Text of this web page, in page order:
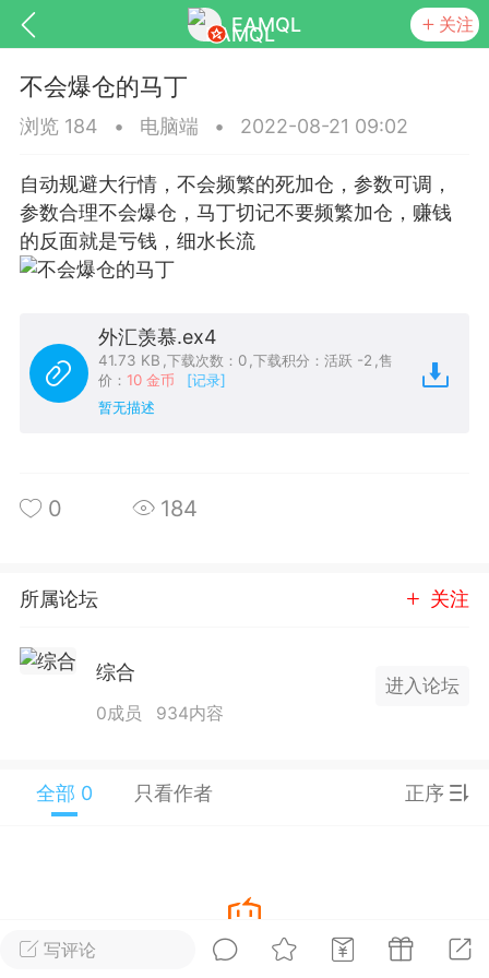
EAMQL 关注
匿名树洞 发起挑战 幸运转盘
神隐会员 靓号
电脑端 趋势
狼行黄金一次一单1.1你们期待的一
EA它来了，主打高胜率没浮亏！
2026.03.17 数据表现...
# 黄金
2024年 狼行天下A03.01软件大更
EA 增加货币版EA
写评论
不会爆仓的马丁
浏览 184 • 电脑端 • 2022-08-21 09:02
自动规避大行情，不会频繁的死加仓，参数可调，
参数合理不会爆仓，马丁切记不要频繁加仓，赚钱
的反面就是亏钱，细水长流
外汇羡慕.ex4
41.73 KB ,下载次数：0 ,下载积分：活跃 -2 ,售
价： 10 金币
[记录]
暂无描述
0 184
所属论坛 关注
综合
0成员 934内容
进入论坛
全部 0 只看作者 正序
暂没有数据